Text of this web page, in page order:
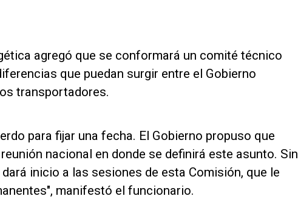
agregó que se conformará un comité técnico
que puedan surgir entre el Gobierno
transportadores.
para fijar una fecha. El Gobierno propuso que
nacional en donde se definirá este asunto. Sin
inicio a las sesiones de esta Comisión, que le
manifestó el funcionario.